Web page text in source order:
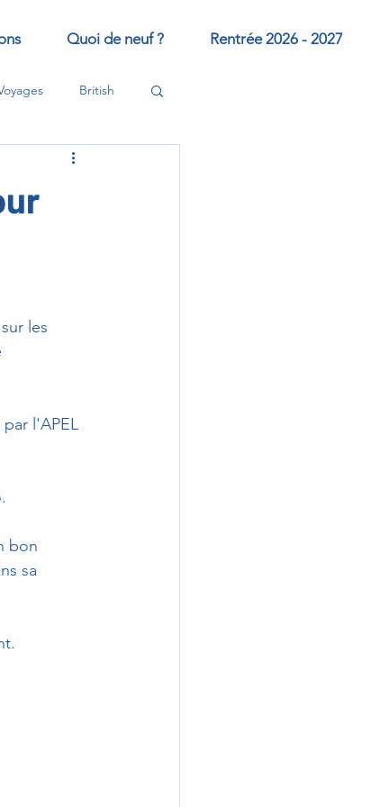
Quoi de neuf ? Rentrée 2026 - 2027
British
les
l'APEL
bon
sa